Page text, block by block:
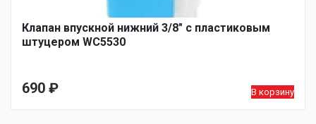
Клапан впускной нижний 3/8″ с пластиковым
штуцером WC5530
690 ₽ В корзину